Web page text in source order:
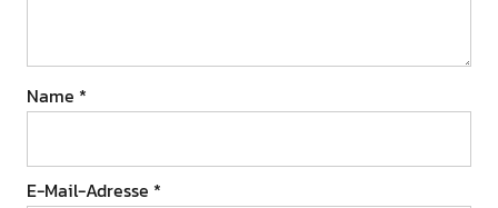
Name *
E-Mail-Adresse *